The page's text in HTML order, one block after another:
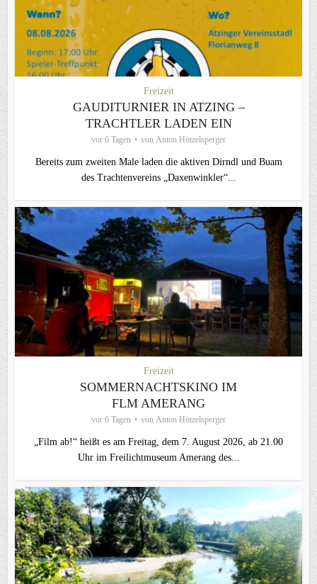
Freizeit
GAUDITURNIER IN ATZING –
TRACHTLER LADEN EIN
vor 6 Tagen von Anton Hötzelsperger
Bereits zum zweiten Male laden die aktiven Dirndl und Buam
des Trachtenvereins „Daxenwinkler“...
Freizeit
SOMMERNACHTSKINO IM
FLM AMERANG
vor 6 Tagen von Anton Hötzelsperger
„Film ab!“ heißt es am Freitag, dem 7. August 2026, ab 21.00
Uhr im Freilichtmuseum Amerang des...